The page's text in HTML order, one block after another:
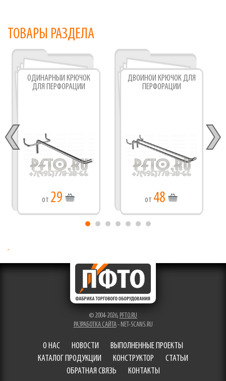
ТОВАРЫ РАЗДЕЛА
ОДИНАРНЫЙ КРЮЧОК
ДЛЯ ПЕРФОРАЦИИ
от 29
ДВОЙНОЙ КРЮЧОК ДЛЯ
ПЕРФОРАЦИИ
от 48
© 2004-2026, PFTO.RU
РАЗРАБОТКА САЙТА- NET-SCANS.RU
О НАС НОВОСТИ
ВЫПОЛНЕННЫЕ ПРОЕКТЫ
КАТАЛОГ ПРОДУКЦИИ
КОНСТРУКТОР
СТАТЬИ
ОБРАТНАЯ СВЯЗЬ
КОНТАКТЫ